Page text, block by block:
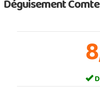
Déguisement